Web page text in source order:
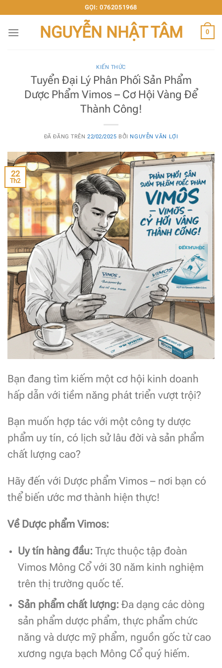
đến
nội
GỌI: 0762051968
NGUYỄN NHẬT TÂM 0
KIẾN THỨC
Tuyển Đại Lý Phân Phối Sản Phẩm
Dược Phẩm Vimos – Cơ Hội Vàng Để
Thành Công!
ĐÃ ĐĂNG TRÊN 22/02/2025 BỞI NGUYỄN VĂN LỢI
22
Th2
Bạn đang tìm kiếm một cơ hội kinh doanh
hấp dẫn với tiềm năng phát triển vượt trội?
Bạn muốn hợp tác với một công ty dược
phẩm uy tín, có lịch sử lâu đời và sản phẩm
chất lượng cao?
Hãy đến với Dược phẩm Vimos – nơi bạn có
thể biến ước mơ thành hiện thực!
Về Dược phẩm Vimos:
Uy tín hàng đầu: Trực thuộc tập đoàn
Vimos Mông Cổ với 30 năm kinh nghiệm
trên thị trường quốc tế.
Sản phẩm chất lượng: Đa dạng các dòng
sản phẩm dược phẩm, thực phẩm chức
năng và dược mỹ phẩm, nguồn gốc từ cao
xương ngựa bạch Mông Cổ quý hiếm.